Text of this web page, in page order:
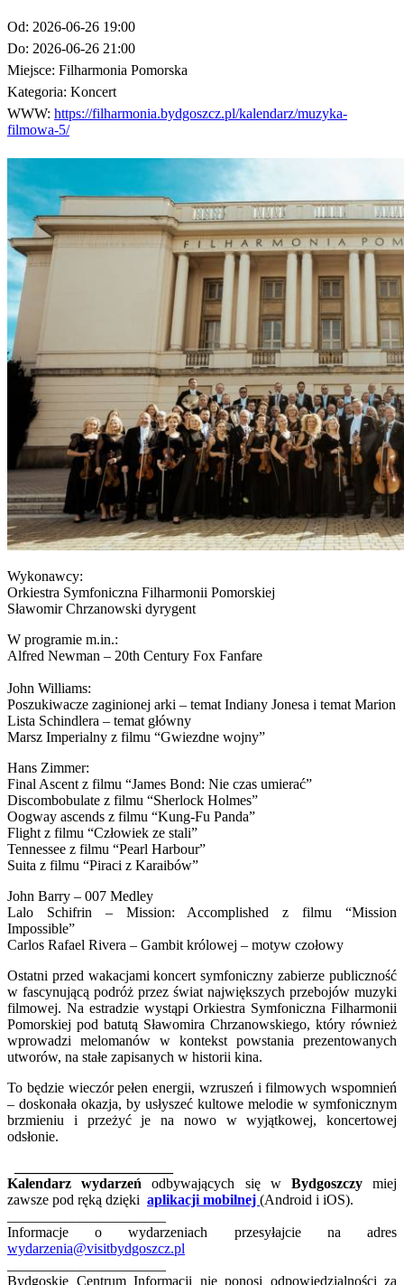
Od: 2026-06-26 19:00
Do: 2026-06-26 21:00
Miejsce: Filharmonia Pomorska
Kategoria: Koncert
WWW: https://filharmonia.bydgoszcz.pl/kalendarz/muzyka-
filmowa-5/
Wykonawcy:
Orkiestra Symfoniczna Filharmonii Pomorskiej
Sławomir Chrzanowski dyrygent
W programie m.in.:
Alfred Newman – 20th Century Fox Fanfare
John Williams:
Poszukiwacze zaginionej arki – temat Indiany Jonesa i temat Marion
Lista Schindlera – temat główny
Marsz Imperialny z filmu “Gwiezdne wojny”
Hans Zimmer:
Final Ascent z filmu “James Bond: Nie czas umierać”
Discombobulate z filmu “Sherlock Holmes”
Oogway ascends z filmu “Kung-Fu Panda”
Flight z filmu “Człowiek ze stali”
Tennessee z filmu “Pearl Harbour”
Suita z filmu “Piraci z Karaibów”
John Barry – 007 Medley
Lalo Schifrin – Mission: Accomplished z filmu “Mission
Impossible”
Carlos Rafael Rivera – Gambit królowej – motyw czołowy
Ostatni przed wakacjami koncert symfoniczny zabierze publiczność
w fascynującą podróż przez świat największych przebojów muzyki
filmowej. Na estradzie wystąpi Orkiestra Symfoniczna Filharmonii
Pomorskiej pod batutą Sławomira Chrzanowskiego, który również
wprowadzi melomanów w kontekst powstania prezentowanych
utworów, na stałe zapisanych w historii kina.
To będzie wieczór pełen energii, wzruszeń i filmowych wspomnień
– doskonała okazja, by usłyszeć kultowe melodie w symfonicznym
brzmieniu i przeżyć je na nowo w wyjątkowej, koncertowej
odsłonie.
Kalendarz wydarzeńodbywających się w Bydgoszczymiej
zawsze pod ręką dzięki aplikacji mobilnej (Android i iOS).
Informacje o wydarzeniach przesyłajcie na adres
wydarzenia@visitbydgoszcz.pl
Bydgoskie Centrum Informacji nie ponosi odpowiedzialności za